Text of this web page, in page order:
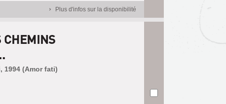
Plus d'infos sur la disponibilité
1994 (Amor fati)